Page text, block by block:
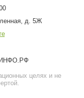
д. 5Ж
целях и не